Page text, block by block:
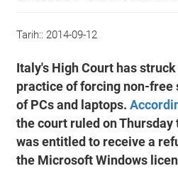
Tarih:: 2014-09-12
Italy's High Court has
practice of forcing non-free
of PCs and laptops.
the court ruled on
was entitled to receive a
the Microsoft Windows